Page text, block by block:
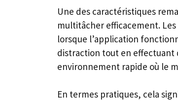
Une des caractéristiques
multitâcher efficacement.
lorsque l’application
distraction tout en effectuant
environnement rapide où le
En termes pratiques, cela